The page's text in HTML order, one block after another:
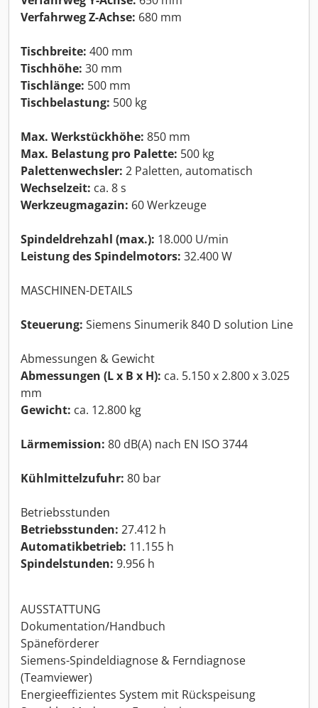
Verfahrweg Z-Achse: 680 mm
Tischbreite: 400 mm
Tischhöhe: 30 mm
Tischlänge: 500 mm
Tischbelastung: 500 kg
Max. Werkstückhöhe: 850 mm
Max. Belastung pro Palette: 500 kg
Palettenwechsler: 2 Paletten, automatisch
Wechselzeit: ca. 8 s
Werkzeugmagazin: 60 Werkzeuge
Spindeldrehzahl (max.): 18.000 U/min
Leistung des Spindelmotors: 32.400 W
MASCHINEN-DETAILS
Steuerung: Siemens Sinumerik 840 D solution Line
Abmessungen & Gewicht
Abmessungen (L x B x H): ca. 5.150 x 2.800 x 3.025
mm
Gewicht: ca. 12.800 kg
Lärmemission: 80 dB(A) nach EN ISO 3744
Kühlmittelzufuhr: 80 bar
Betriebsstunden
Betriebsstunden: 27.412 h
Automatikbetrieb: 11.155 h
Spindelstunden: 9.956 h
AUSSTATTUNG
Dokumentation/Handbuch
Späneförderer
Siemens-Spindeldiagnose & Ferndiagnose
(Teamviewer)
Energieeffizientes System mit Rückspeisung